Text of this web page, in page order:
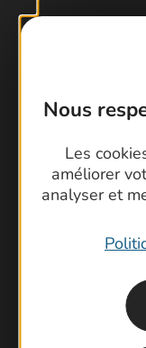
Nous
Les
améliorer
analyser et